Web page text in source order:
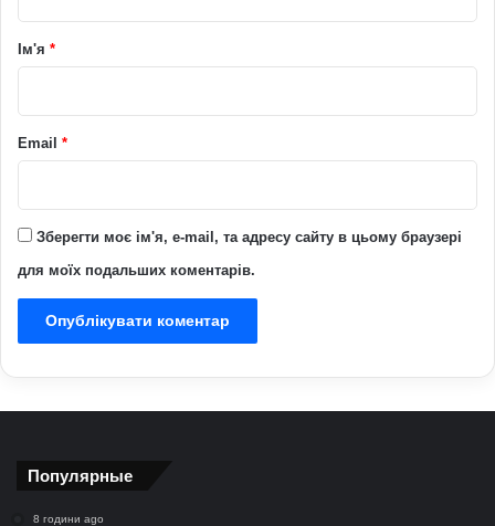
рІм'я *
Email *
Зберегти моє ім'я, e-mail, та адресу сайту в цьому браузері
для моїх подальших коментарів.
Популярные
8 години ago